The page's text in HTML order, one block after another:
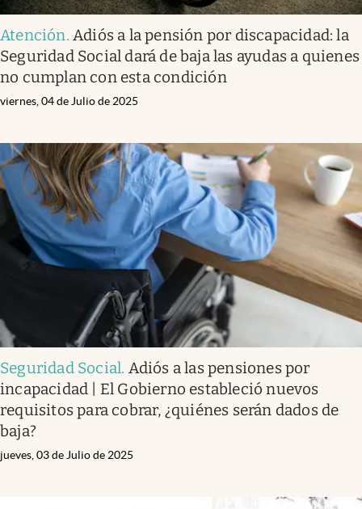
Atención.Adiós a la pensión por discapacidad: la
Seguridad Social dará de baja las ayudas a quienes
no cumplan con esta condición
viernes, 04 de Julio de 2025
Seguridad Social. Adiós a las pensiones por
incapacidad | El Gobierno estableció nuevos
requisitos para cobrar, ¿quiénes serán dados de
baja?
jueves, 03 de Julio de 2025